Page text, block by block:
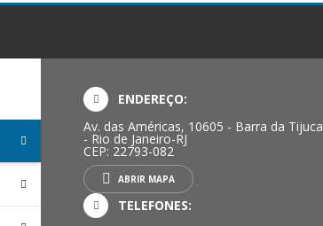
ENDEREÇO:
Av. das Américas, 10605 - Barra da Tijuca
- Rio de Janeiro-RJ
CEP: 22793-082
ABRIR MAPA
TELEFONES: